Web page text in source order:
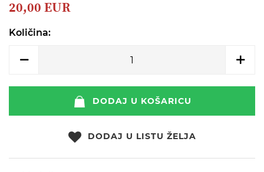
of
images
20,00 EUR
Količina:
DODAJ U KOŠARICU
DODAJ U LISTU ŽELJA